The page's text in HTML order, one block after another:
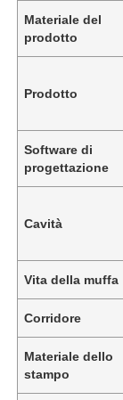
Materiale del
prodotto
Prodotto
Software di
progettazione
Cavità
Vita della muffa
Corridore
Materiale dello
stampo